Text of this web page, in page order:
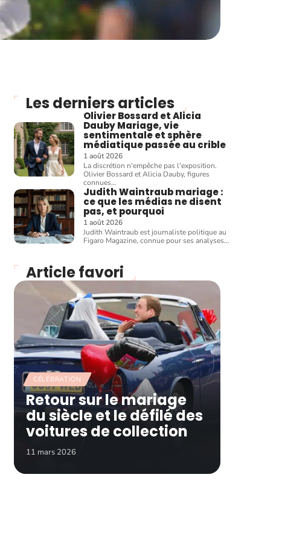
Les derniers articles
Olivier Bossard et Alicia
Dauby Mariage, vie
sentimentale et sphère
médiatique passée au crible
1 août 2026
La discrétion n'empêche pas l'exposition.
Olivier Bossard et Alicia Dauby, figures
connues…
Judith Waintraub mariage :
ce que les médias ne disent
pas, et pourquoi
1 août 2026
Judith Waintraub est journaliste politique au
Figaro Magazine, connue pour ses analyses…
Article favori
CÉLÉBRATION
Retour sur le mariage
du siècle et le défilé des
voitures de collection
11 mars 2026